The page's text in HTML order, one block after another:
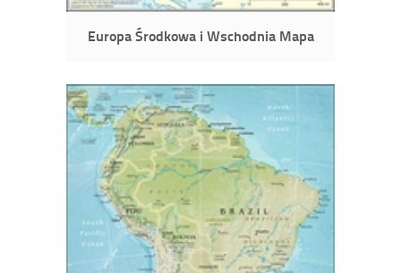
Europa Środkowa i Wschodnia Mapa